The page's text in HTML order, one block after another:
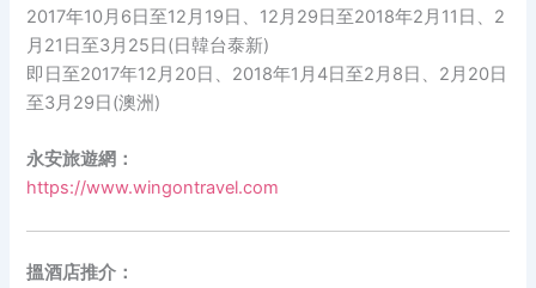
2017年10月6日至12月19日、12月29日至2018年2月11日、2
月21日至3月25日(日韓台泰新)
即日至2017年12月20日、2018年1月4日至2月8日、2月20日
至3月29日(澳洲)
永安旅遊網：
https://www.wingontravel.com
搵酒店推介：